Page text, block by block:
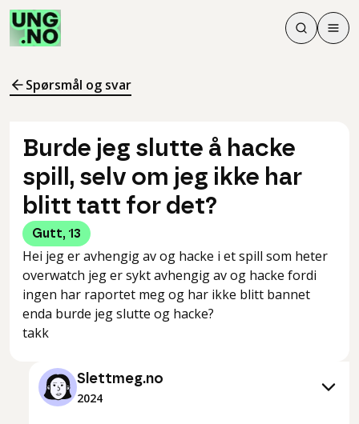
Søk
Søk
Meny
Spørsmål og svar
Burde jeg slutte å hacke
spill, selv om jeg ikke har
blitt tatt for det?
Gutt, 13
Hei jeg er avhengig av og hacke i et spill som heter
overwatch jeg er sykt avhengig av og hacke fordi
ingen har raportet meg og har ikke blitt bannet
enda burde jeg slutte og hacke?
takk
Slettmeg.no
2024